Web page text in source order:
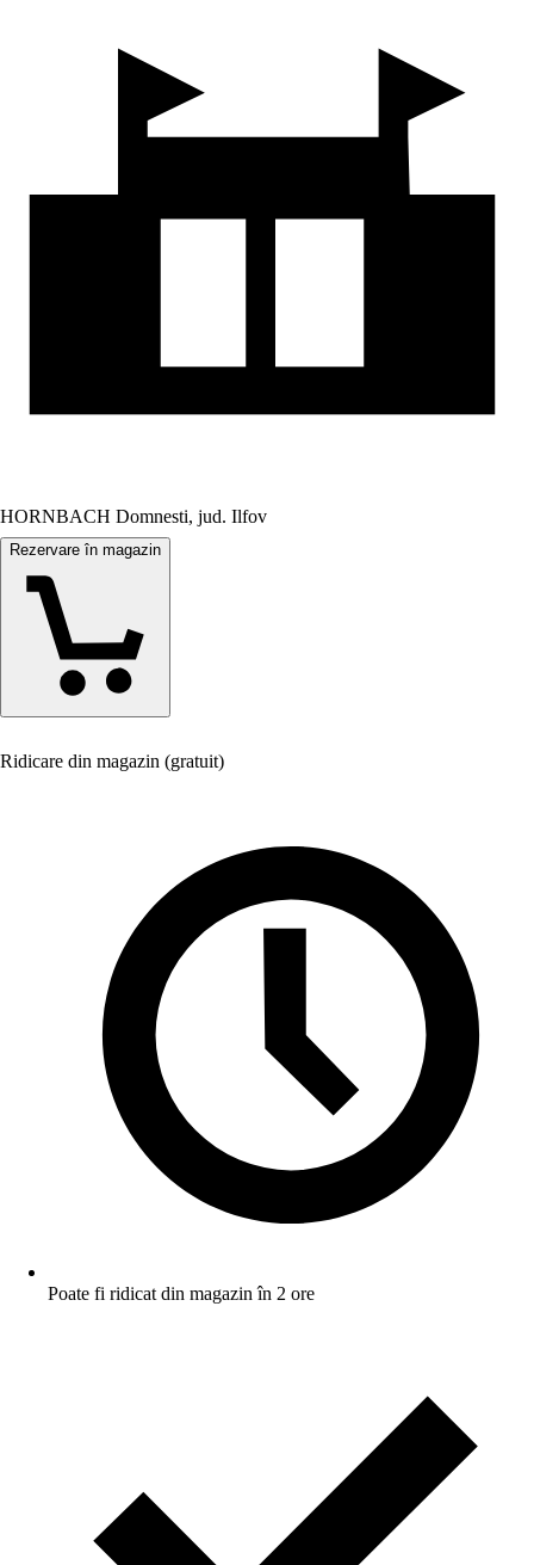
HORNBACH Domnesti, jud. Ilfov
Rezervare în magazin
Ridicare din magazin (gratuit)
Poate fi ridicat din magazin în 2 ore